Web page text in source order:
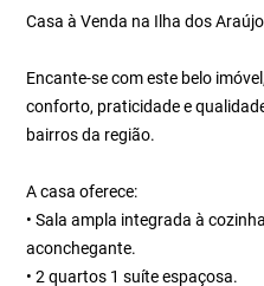
Casa à Venda na Ilha dos
Encante-se com este belo
conforto, praticidade e
bairros da região.
A casa oferece:
• Sala ampla integrada à
aconchegante.
• 2 quartos 1 suíte espaçosa.